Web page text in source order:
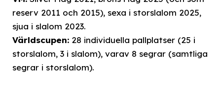
reserv 2011 och 2015), sexa i storslalom 2025,
sjua i slalom 2023.
Världscupen: 28 individuella pallplatser (25 i
storslalom, 3 i slalom), varav 8 segrar (samtliga
segrar i storslalom).